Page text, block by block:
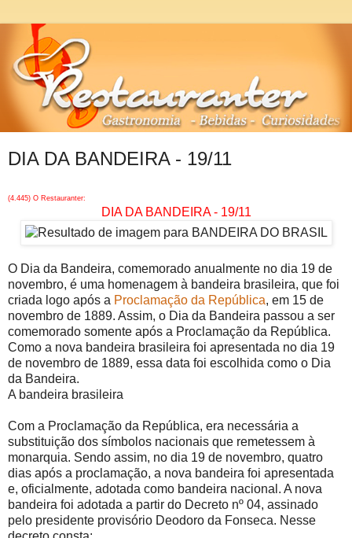
DIA DA BANDEIRA - 19/11
(4.445) O Restauranter:
DIA DA BANDEIRA - 19/11
O Dia da Bandeira, comemorado anualmente no dia 19 de
novembro, é uma homenagem à bandeira brasileira, que foi
criada logo após a Proclamação da República, em 15 de
novembro de 1889. Assim, o Dia da Bandeira passou a ser
comemorado somente após a Proclamação da República.
Como a nova bandeira brasileira foi apresentada no dia 19
de novembro de 1889, essa data foi escolhida como o Dia
da Bandeira.
A bandeira brasileira
Com a Proclamação da República, era necessária a
substituição dos símbolos nacionais que remetessem à
monarquia. Sendo assim, no dia 19 de novembro, quatro
dias após a proclamação, a nova bandeira foi apresentada
e, oficialmente, adotada como bandeira nacional. A nova
bandeira foi adotada a partir do Decreto nº 04, assinado
pelo presidente provisório Deodoro da Fonseca. Nesse